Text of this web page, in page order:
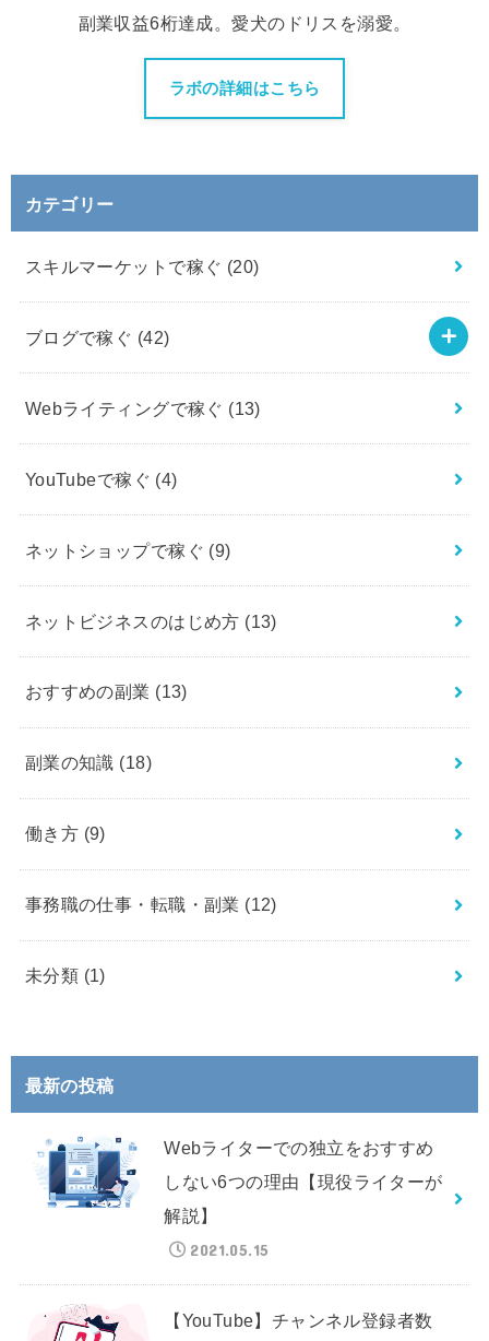
副業収益6桁達成。愛犬のドリスを溺愛。
ラボの詳細はこちら
カテゴリー
スキルマーケットで稼ぐ (20)
ブログで稼ぐ (42)
Webライティングで稼ぐ (13)
YouTubeで稼ぐ (4)
ネットショップで稼ぐ (9)
ネットビジネスのはじめ方 (13)
おすすめの副業 (13)
副業の知識 (18)
働き方 (9)
事務職の仕事・転職・副業 (12)
未分類 (1)
最新の投稿
Webライターでの独立をおすすめ
しない6つの理由【現役ライターが
解説】
2021.05.15
【YouTube】チャンネル登録者数